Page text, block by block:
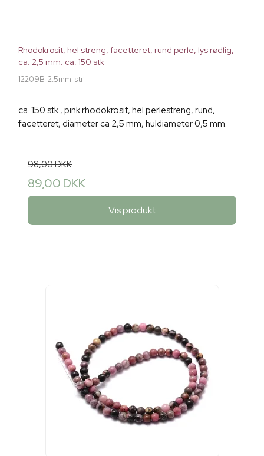
Rhodokrosit, hel streng, facetteret, rund perle, lys rødlig,
ca. 2,5 mm. ca. 150 stk
12209B-2.5mm-str
ca. 150 stk., pink rhodokrosit, hel perlestreng, rund,
facetteret, diameter ca 2,5 mm, huldiameter 0,5 mm.
98,00 DKK
89,00 DKK
Vis produkt